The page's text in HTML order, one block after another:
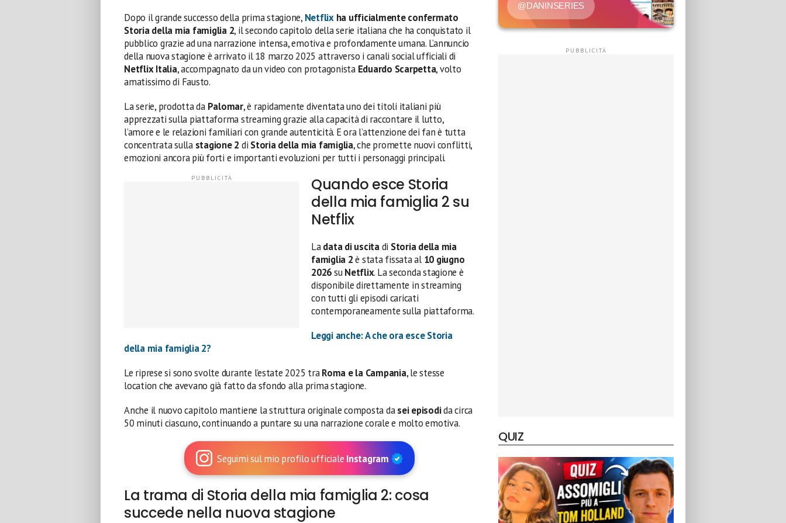
Dopo il grande successo della prima stagione, Netflixha ufficialmente confermato
Storia della mia famiglia 2, il secondo capitolo della serie italiana che ha conquistato il
pubblico grazie ad una narrazione intensa, emotiva e profondamente umana. L’annuncio
della nuova stagione è arrivato il 18 marzo 2025 attraverso i canali social ufficiali di
Netflix Italia, accompagnato da un video con protagonista Eduardo Scarpetta, volto
amatissimo di Fausto.
La serie, prodotta da Palomar, è rapidamente diventata uno dei titoli italiani più
apprezzati sulla piattaforma streaming grazie alla capacità di raccontare il lutto,
l’amore e le relazioni familiari con grande autenticità. E ora l’attenzione dei fan è tutta
concentrata sulla stagione 2 di Storia della mia famiglia, che promette nuovi conflitti,
emozioni ancora più forti e importanti evoluzioni per tutti i personaggi principali.
Quando esce Storia
della mia famiglia 2 su
Netflix
Ladata di uscitadi Storia della mia
famiglia 2è stata fissata al 10 giugno
2026suNetflix. La seconda stagione è
disponibile direttamente in streaming
con tutti gli episodi caricati
contemporaneamente sulla piattaforma.
Leggi anche: A che ora esce Storia
della mia famiglia 2?
Le riprese si sono svolte durante l’estate 2025 traRoma e la Campania, le stesse
location che avevano già fatto da sfondo alla prima stagione.
Anche il nuovo capitolo mantiene la struttura originale composta dasei episodida circa
50 minuti ciascuno, continuando a puntare su una narrazione corale e molto emotiva.
Seguimi sul mio profilo ufficiale Instagram
La trama di Storia della mia famiglia 2: cosa
succede nella nuova stagione
@DANINSERIES
QUIZ